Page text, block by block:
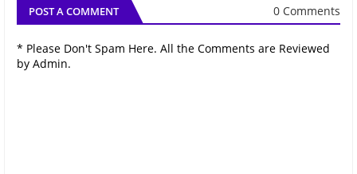
POST A COMMENT 0 Comments
* Please Don't Spam Here. All the Comments are Reviewed
by Admin.